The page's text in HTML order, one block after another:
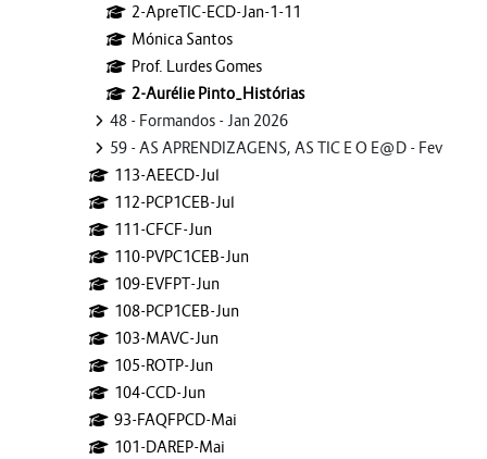
2-ApreTIC-ECD-Jan-1-11
Mónica Santos
Prof. Lurdes Gomes
2-Aurélie Pinto_Histórias
48 - Formandos - Jan 2026
59 - AS APRENDIZAGENS, AS TIC E O E@D - Fev
113-AEECD-Jul
112-PCP1CEB-Jul
111-CFCF-Jun
110-PVPC1CEB-Jun
109-EVFPT-Jun
108-PCP1CEB-Jun
103-MAVC-Jun
105-ROTP-Jun
104-CCD-Jun
93-FAQFPCD-Mai
101-DAREP-Mai